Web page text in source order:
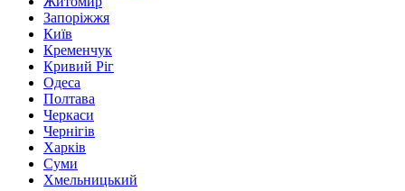
Запоріжжя
Київ
Кременчук
Кривий Ріг
Одеса
Полтава
Черкаси
Чернігів
Харків
Суми
Хмельницький